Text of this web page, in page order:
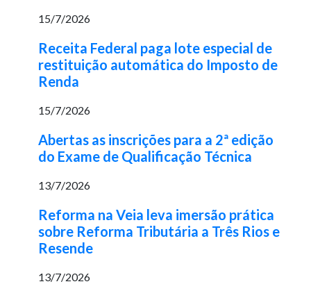
15/7/2026
Receita Federal paga lote especial de
restituição automática do Imposto de
Renda
15/7/2026
Abertas as inscrições para a 2ª edição
do Exame de Qualificação Técnica
13/7/2026
Reforma na Veia leva imersão prática
sobre Reforma Tributária a Três Rios e
Resende
13/7/2026